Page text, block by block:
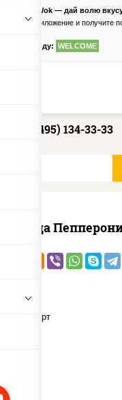
PizzaSushiWok — дай волю
Скачайте приложение и получите
по промокоду: WELCOME
+7 (495) 134-33-33
Пицца